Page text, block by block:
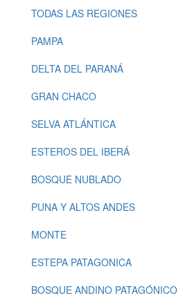
Menu
Regions
TODAS LAS REGIONES
PAMPA
DELTA DEL PARANÁ
GRAN CHACO
SELVA ATLÁNTICA
ESTEROS DEL IBERÁ
BOSQUE NUBLADO
PUNA Y ALTOS ANDES
MONTE
ESTEPA PATAGONICA
BOSQUE ANDINO PATAGÓNICO